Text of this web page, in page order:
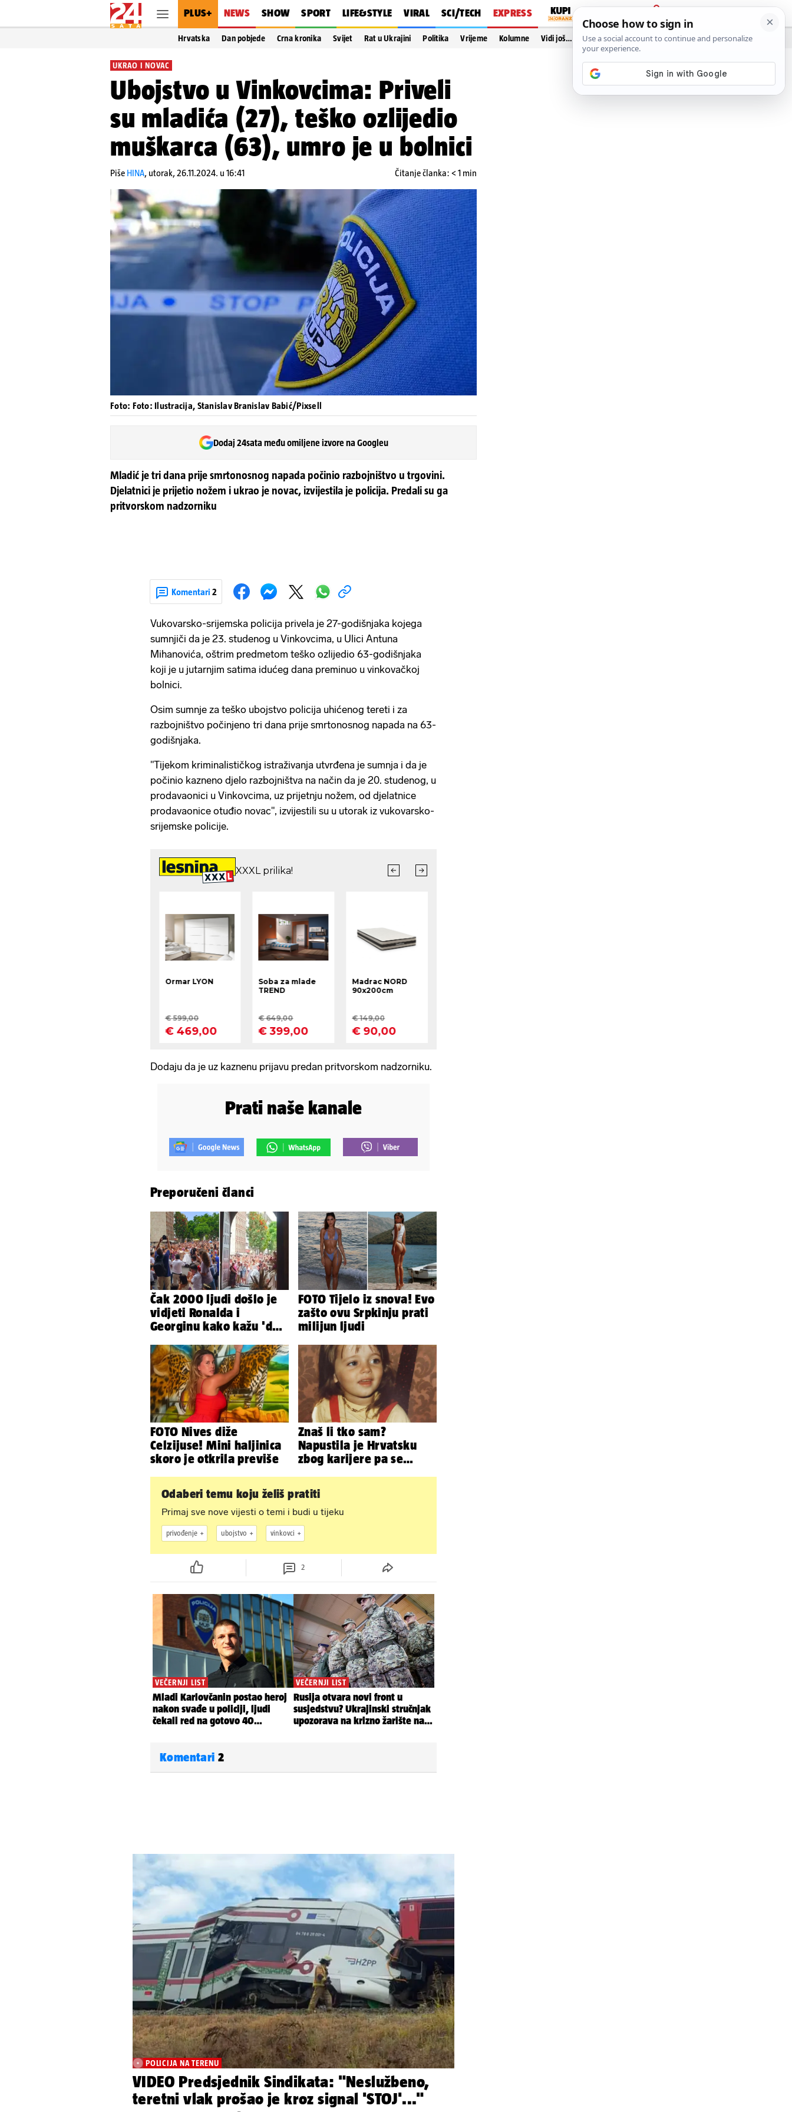
PLUS+ NEWS SHOW SPORT LIFE&STYLE VIRAL SCI/TECH EXPRESS
PRIJAVA
Hrvatska Dan pobjede Crna kronika Svijet Rat u Ukrajini Politika Vrijeme Kolumne Vidi još…
UKRAO I NOVAC
Ubojstvo u Vinkovcima: Priveli
su mladića (27), teško ozlijedio
muškarca (63), umro je u bolnici
Piše HINA, utorak, 26.11.2024. u 16:41 Čitanje članka: < 1 min
Foto: Foto: Ilustracija, Stanislav Branislav Babić/Pixsell
Dodaj 24sata među omiljene izvore na Googleu
Mladić je tri dana prije smrtonosnog napada počinio razbojništvo u trgovini.
Djelatnici je prijetio nožem i ukrao je novac, izvijestila je policija. Predali su ga
pritvorskom nadzorniku
Komentari 2
Vukovarsko-srijemska policija privela je 27-godišnjaka kojega
sumnjiči da je 23. studenog u Vinkovcima, u Ulici Antuna
Mihanovića, oštrim predmetom teško ozlijedio 63-godišnjaka
koji je u jutarnjim satima idućeg dana preminuo u vinkovačkoj
bolnici.
Osim sumnje za teško ubojstvo policija uhićenog tereti i za
razbojništvo počinjeno tri dana prije smrtonosnog napada na 63-
godišnjaka.
"Tijekom kriminalističkog istraživanja utvrđena je sumnja i da je
počinio kazneno djelo razbojništva na način da je 20. studenog, u
prodavaonici u Vinkovcima, uz prijetnju nožem, od djelatnice
prodavaonice otuđio novac", izvijestili su u utorak iz vukovarsko-
srijemske policije.
Dodaju da je uz kaznenu prijavu predan pritvorskom nadzorniku.
Prati naše kanale
Preporučeni članci
Čak 2000 ljudi došlo je
vidjeti Ronalda i
Georginu kako kažu 'da'.
Nicole!
FOTO Tijelo iz snova! Evo
zašto ovu Srpkinju prati
milijun ljudi
FOTO Nives diže
Celzijuse! Mini haljinica
skoro je otkrila previše
Znaš li tko sam?
Napustila je Hrvatsku
zbog karijere pa se
Odaberi temu koju želiš pratiti
Primaj sve nove vijesti o temi i budi u tijeku
privođenje ubojstvo vinkovci
2
Komentari 2
POLICIJA NA TERENU
VIDEO Predsjednik Sindikata: "Neslužbeno,
teretni vlak prošao je kroz signal 'STOJ'..."